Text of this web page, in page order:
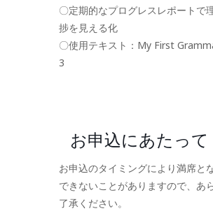
〇定期的なプログレスレポートで
捗を見える化
〇使用テキスト：My First
3
お申込にあたって
お申込のタイミングにより満席と
できないことがありますので、あ
了承ください。